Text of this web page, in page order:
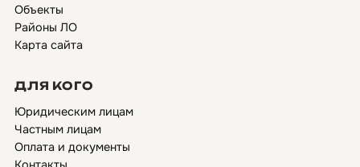
Объекты
Районы ЛО
Карта сайта
ДЛЯ КОГО
Юридическим лицам
Частным лицам
Оплата и документы